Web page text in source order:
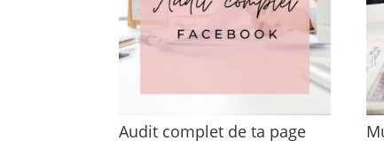
Audit complet de ta page